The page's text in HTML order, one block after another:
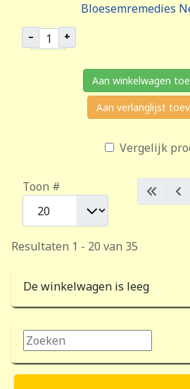
Bloesemremedies
– +
Aan winkelwagen
Aan verlanglijst
Vergelijk
Toon #
Resultaten 1 - 20 van 35
De winkelwagen is leeg
Zoeken...